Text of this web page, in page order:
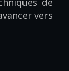
vers